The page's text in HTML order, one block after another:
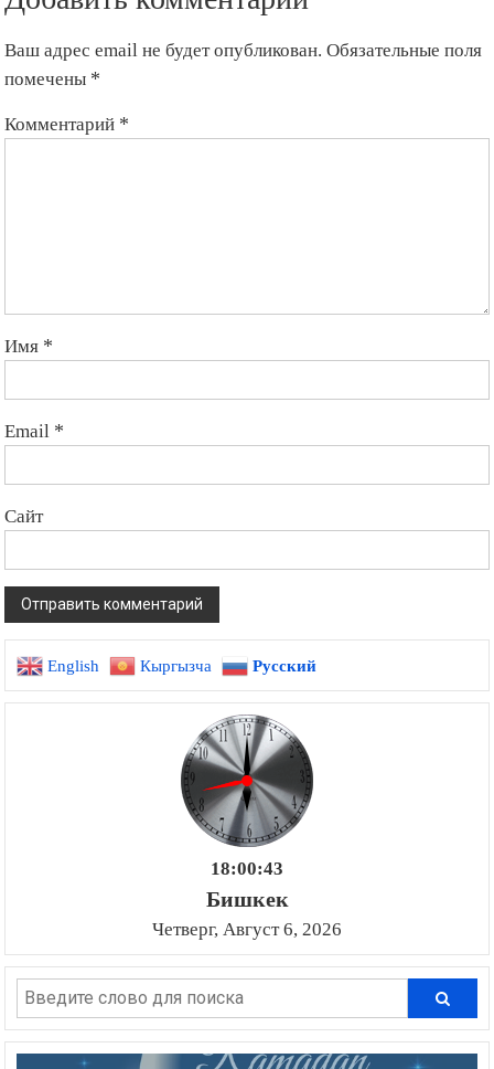
Ваш адрес email не будет опубликован. Обязательные поля
помечены *
Комментарий *
Имя *
Email *
Сайт
English Кыргызча Русский
18:00:44
Бишкек
Четверг, Август 6, 2026